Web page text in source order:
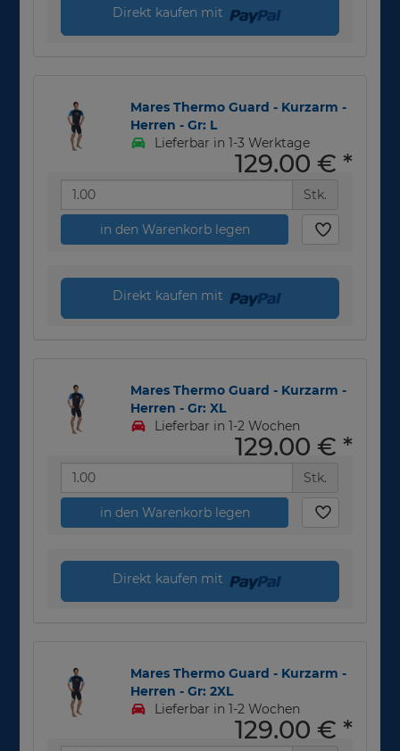
Direkt kaufen mit
Mares Thermo Guard - Kurzarm -
Herren - Gr: L
Lieferbar in 1-3 Werktage
129,00 € *
Stk.
in den Warenkorb legen
Direkt kaufen mit
Mares Thermo Guard - Kurzarm -
Herren - Gr: XL
Lieferbar in 1-2 Wochen
129,00 € *
Stk.
in den Warenkorb legen
Direkt kaufen mit
Mares Thermo Guard - Kurzarm -
Herren - Gr: 2XL
Lieferbar in 1-2 Wochen
129,00 € *